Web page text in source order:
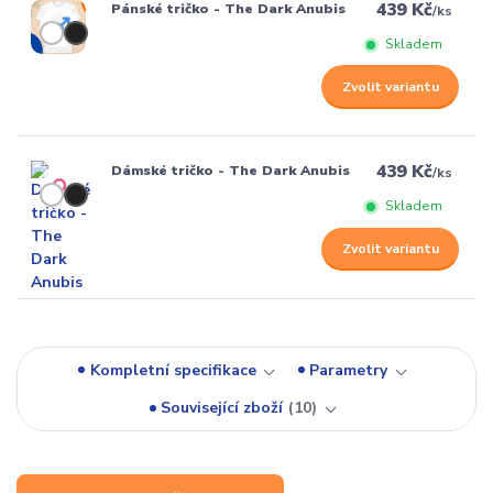
Pánské tričko - The Dark Anubis 439 Kč/ks
Skladem
Zvolit variantu
Dámské tričko - The Dark Anubis 439 Kč/ks
Skladem
Zvolit variantu
Kompletní specifikace
Parametry
Související zboží
10